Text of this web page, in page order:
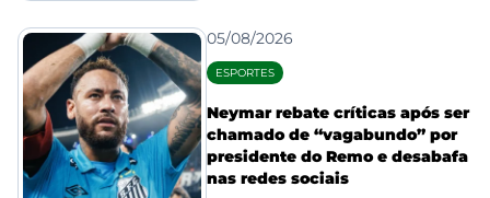
05/08/2026
ESPORTES
Neymar rebate críticas após ser
chamado de “vagabundo” por
presidente do Remo e desabafa
nas redes sociais